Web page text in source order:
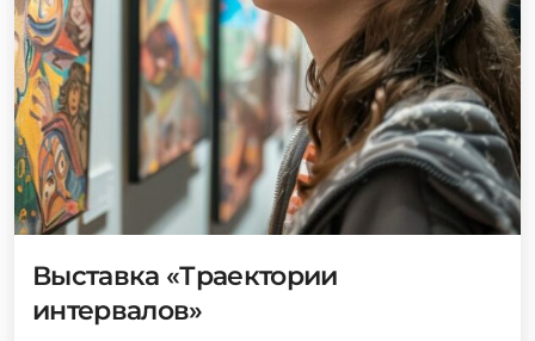
Выставка «Траектории
интервалов»